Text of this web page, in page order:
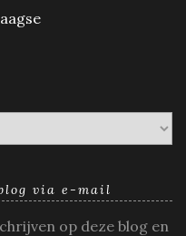
via e-mail
op deze blog en